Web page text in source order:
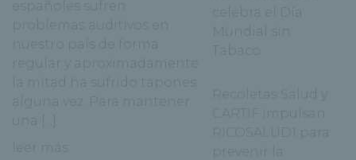
españoles sufren
problemas auditivos en
nuestro país de forma
regular y aproximadamente
la mitad ha sufrido tapones
alguna vez. Para mantener
una [...]
leer más
celebra el Día
Mundial sin
Tabaco
Recoletas Salud y
CARTIF impulsan
RICOSALUD1 para
prevenir la